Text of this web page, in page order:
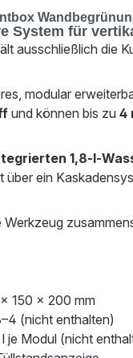
System für
ausschließlich die
modular
und können bis zu 4
1,8-l-
ein
150 × 200 mm
(nicht enthalten)
je Modul (nicht